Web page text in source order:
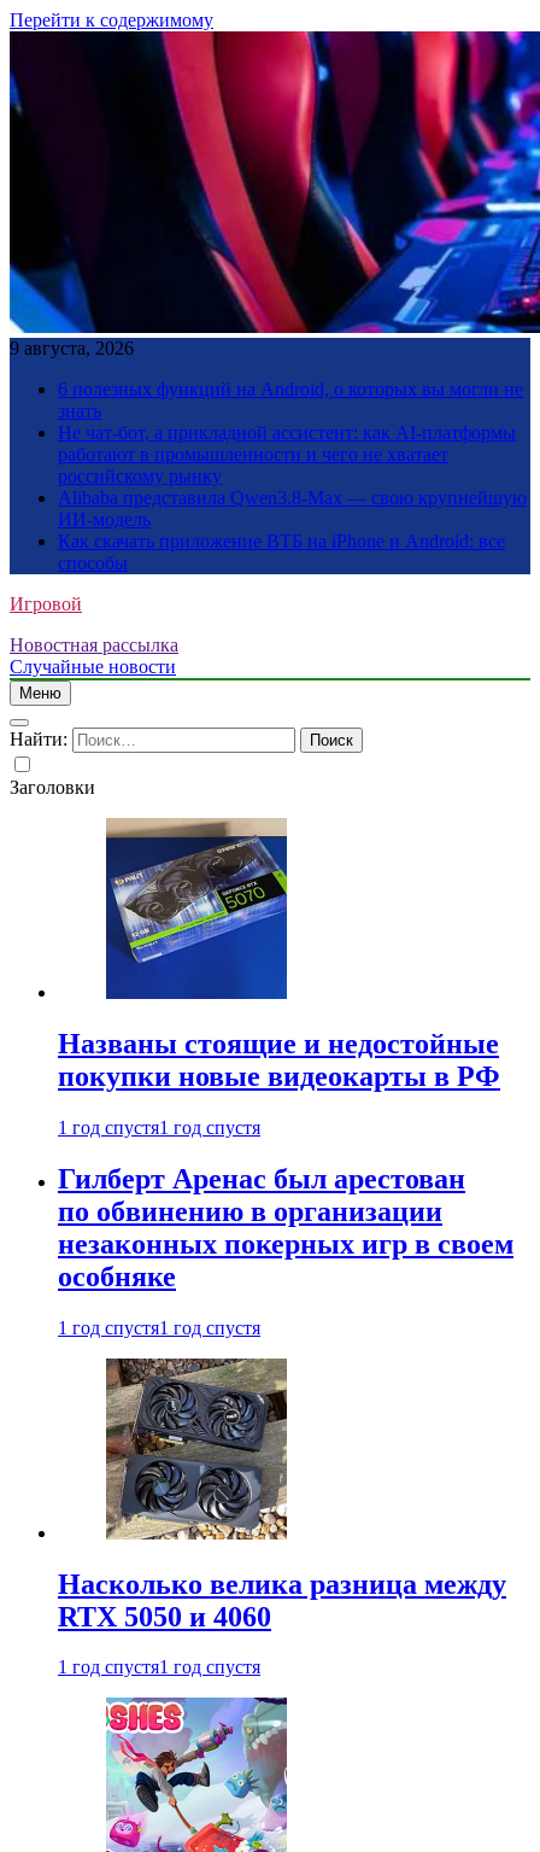
Перейти к содержимому
9 августа, 2026
6 полезных функций на Android, о которых вы могли не
знать
Не чат-бот, а прикладной ассистент: как AI-платформы
работают в промышленности и чего не хватает
российскому рынку
Alibaba представила Qwen3.8-Max — свою крупнейшую
ИИ-модель
Как скачать приложение ВТБ на iPhone и Android: все
способы
Игровой
Новостная рассылка
Случайные новости
Меню
Найти:
Заголовки
Названы стоящие и недостойные
покупки новые видеокарты в РФ
1 год спустя1 год спустя
Гилберт Аренас был арестован
по обвинению в организации
незаконных покерных игр в своем
особняке
1 год спустя1 год спустя
Насколько велика разница между
RTX 5050 и 4060
1 год спустя1 год спустя